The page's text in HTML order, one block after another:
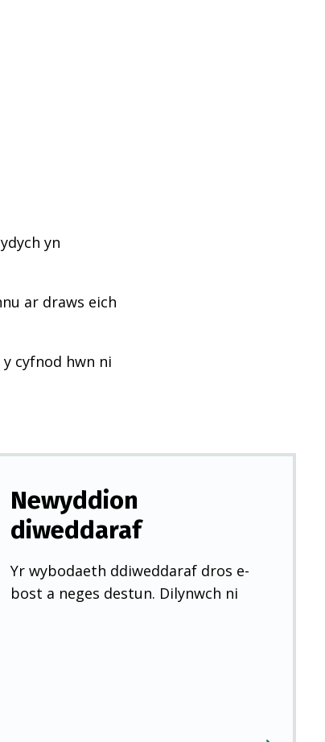
yn
ar draws eich
cyfnod hwn ni
Newyddion
diweddaraf
Yr wybodaeth ddiweddaraf dros e-
bost a neges destun. Dilynwch ni